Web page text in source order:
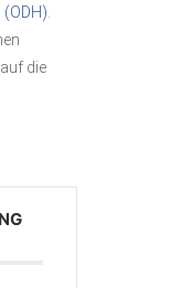
(ODH)
die